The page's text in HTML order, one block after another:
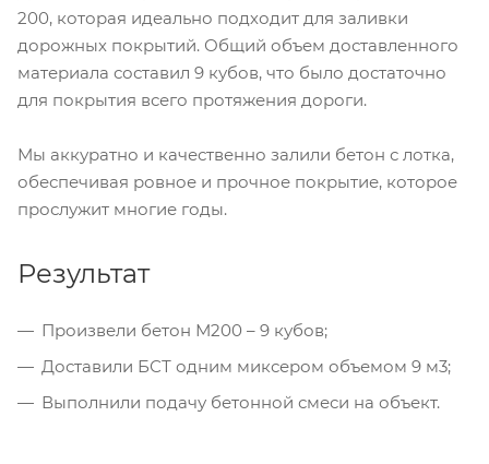
200, которая идеально подходит для заливки
дорожных покрытий. Общий объем доставленного
материала составил 9 кубов, что было достаточно
для покрытия всего протяжения дороги.
Мы аккуратно и качественно залили бетон с лотка,
обеспечивая ровное и прочное покрытие, которое
прослужит многие годы.
Результат
Произвели бетон М200 – 9 кубов;
Доставили БСТ одним миксером объемом 9 м3;
Выполнили подачу бетонной смеси на объект.